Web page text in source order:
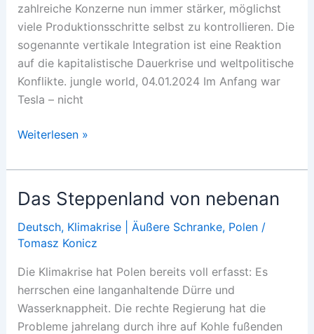
zahlreiche Konzerne nun immer stärker, möglichst
viele Produktionsschritte selbst zu kontrollieren. Die
sogenannte ­vertikale Integration ist eine Reaktion
auf die kapitalistische Dauer­krise und weltpolitische
Konflikte. jungle world, 04.01.2024 Im Anfang war
Tesla – nicht
Vertikal
Weiterlesen »
Das Steppenland von nebenan
Deutsch, Klimakrise | Äußere Schranke, Polen/
Tomasz Konicz
Die Klimakrise hat Polen bereits voll erfasst: Es
herrschen eine langanhaltende Dürre und
Wasserknappheit. Die rechte Regierung hat die
Probleme jahrelang durch ihre auf Kohle fußenden